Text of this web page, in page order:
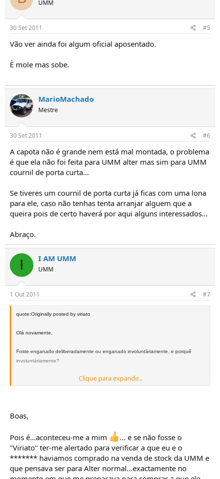
UMM
30 Set 2011 #5
Vão ver ainda foi algum oficial aposentado.
È mole mas sobe.
MarioMachado
Mestre
30 Set 2011 #6
A capota não é grande nem está mal montada, o problema
é que ela não foi feita para UMM alter mas sim para UMM
cournil de porta curta...
Se tiveres um cournil de porta curta já ficas com uma lona
para ele, caso não tenhas tenta arranjar alguem que a
queira pois de certo haverá por aqui alguns interessados...
Abraço.
I I AM UMM
UMM
1 Out 2011 #7
quote:Originally posted by viriato
Olá novamente,
Foste enganado deliberadamente ou enganado involuntáriamente, e porquê
involuntáriamente?
Trouxe uma capota nova da UMM para o Alter e passado uns meses vou
Mas quem vende tem de saber o que está a vender, isso é inquestionável.
Um abraço de amizade,
ps: não faço ideia quem te vendeu a capota nem me interessa.
-joão pereira-
Clique para expandir...
Boas,
Pois é...aconteceu-me a mim
... e se não fosse o
"Viriato" ter-me alertado para verificar a que eu e o
******* haviamos comprado na venda de stock da UMM e
que pensava ser para Alter normal...exactamente no